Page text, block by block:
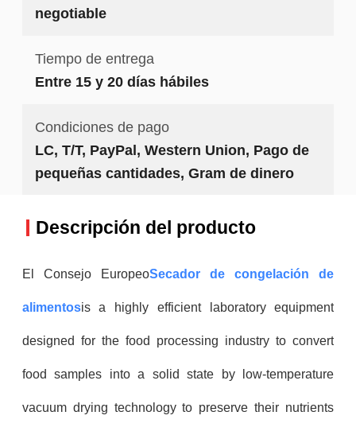
negotiable
Tiempo de entrega
Entre 15 y 20 días hábiles
Condiciones de pago
LC, T/T, PayPal, Western Union, Pago de
pequeñas cantidades, Gram de dinero
Descripción del producto
El Consejo EuropeoSecador de congelación de
alimentosis a highly efficient laboratory equipment
designed for the food processing industry to convert
food samples into a solid state by low-temperature
vacuum drying technology to preserve their nutrients